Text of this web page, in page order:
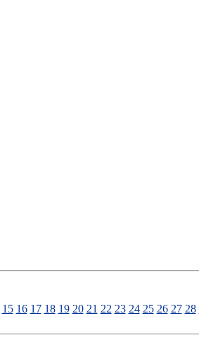
15 16 17 18 19 20 21 22 23 24 25 26 27 28